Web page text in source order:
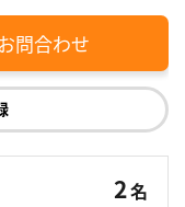
問合わせ
2名